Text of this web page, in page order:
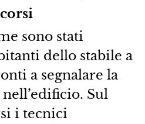
sono stati
dello stabile a
a segnalare la
Sul
i tecnici